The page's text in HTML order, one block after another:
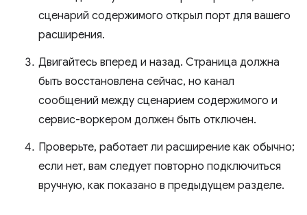
сценарий содержимого открыл порт для вашего
расширения.
Двигайтесь вперед и назад. Страница должна
быть восстановлена ​​сейчас, но канал
сообщений между сценарием содержимого и
сервис-воркером должен быть отключен.
Проверьте, работает ли расширение как обычно;
если нет, вам следует повторно подключиться
вручную, как показано в предыдущем разделе.